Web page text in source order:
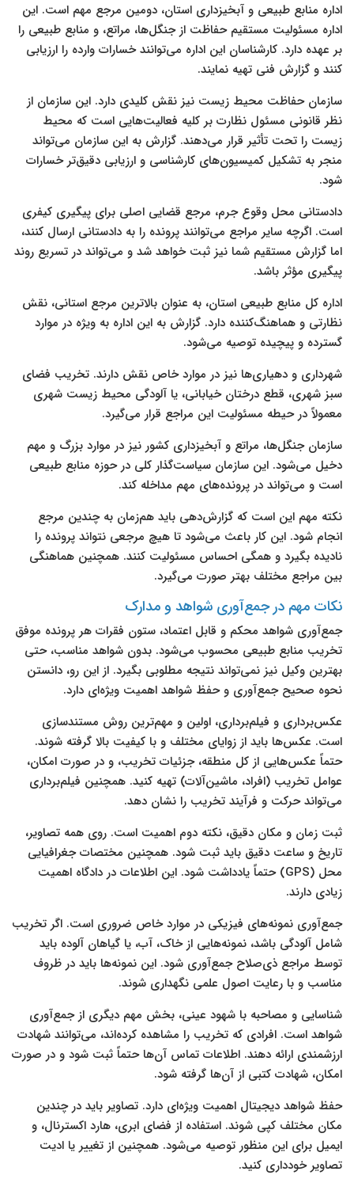
اداره منابع طبیعی و آبخیزداری استان، دومین مرجع مهم است. این
اداره مسئولیت مستقیم حفاظت از جنگل‌ها، مراتع، و منابع طبیعی را
بر عهده دارد. کارشناسان این اداره می‌توانند خسارات وارده را ارزیابی
کنند و گزارش فنی تهیه نمایند.
سازمان حفاظت محیط زیست نیز نقش کلیدی دارد. این سازمان از
نظر قانونی مسئول نظارت بر کلیه فعالیت‌هایی است که محیط
زیست را تحت تأثیر قرار می‌دهند. گزارش به این سازمان می‌تواند
منجر به تشکیل کمیسیون‌های کارشناسی و ارزیابی دقیق‌تر خسارات
شود.
دادستانی محل وقوع جرم، مرجع قضایی اصلی برای پیگیری کیفری
است. اگرچه سایر مراجع می‌توانند پرونده را به دادستانی ارسال کنند،
اما گزارش مستقیم شما نیز ثبت خواهد شد و می‌تواند در تسریع روند
پیگیری مؤثر باشد.
اداره کل منابع طبیعی استان، به عنوان بالاترین مرجع استانی، نقش
نظارتی و هماهنگ‌کننده دارد. گزارش به این اداره به ویژه در موارد
گسترده و پیچیده توصیه می‌شود.
شهرداری و دهیاری‌ها نیز در موارد خاص نقش دارند. تخریب فضای
سبز شهری، قطع درختان خیابانی، یا آلودگی محیط زیست شهری
معمولاً در حیطه مسئولیت این مراجع قرار می‌گیرد.
سازمان جنگل‌ها، مراتع و آبخیزداری کشور نیز در موارد بزرگ و مهم
دخیل می‌شود. این سازمان سیاست‌گذار کلی در حوزه منابع طبیعی
است و می‌تواند در پرونده‌های مهم مداخله کند.
نکته مهم این است که گزارش‌دهی باید هم‌زمان به چندین مرجع
انجام شود. این کار باعث می‌شود تا هیچ مرجعی نتواند پرونده را
نادیده بگیرد و همگی احساس مسئولیت کنند. همچنین هماهنگی
بین مراجع مختلف بهتر صورت می‌گیرد.
نکات مهم در جمع‌آوری شواهد و مدارک
جمع‌آوری شواهد محکم و قابل اعتماد، ستون فقرات هر پرونده موفق
تخریب منابع طبیعی محسوب می‌شود. بدون شواهد مناسب، حتی
بهترین وکیل نیز نمی‌تواند نتیجه مطلوبی بگیرد. از این رو، دانستن
نحوه صحیح جمع‌آوری و حفظ شواهد اهمیت ویژه‌ای دارد.
عکس‌برداری و فیلم‌برداری، اولین و مهم‌ترین روش مستندسازی
است. عکس‌ها باید از زوایای مختلف و با کیفیت بالا گرفته شوند.
حتماً عکس‌هایی از کل منطقه، جزئیات تخریب، و در صورت امکان،
عوامل تخریب (افراد، ماشین‌آلات) تهیه کنید. همچنین فیلم‌برداری
می‌تواند حرکت و فرآیند تخریب را نشان دهد.
ثبت زمان و مکان دقیق، نکته دوم اهمیت است. روی همه تصاویر،
تاریخ و ساعت دقیق باید ثبت شود. همچنین مختصات جغرافیایی
محل (GPS) حتماً یادداشت شود. این اطلاعات در دادگاه اهمیت
زیادی دارند.
جمع‌آوری نمونه‌های فیزیکی در موارد خاص ضروری است. اگر تخریب
شامل آلودگی باشد، نمونه‌هایی از خاک، آب، یا گیاهان آلوده باید
توسط مراجع ذی‌صلاح جمع‌آوری شود. این نمونه‌ها باید در ظروف
مناسب و با رعایت اصول علمی نگهداری شوند.
شناسایی و مصاحبه با شهود عینی، بخش مهم دیگری از جمع‌آوری
شواهد است. افرادی که تخریب را مشاهده کرده‌اند، می‌توانند شهادت
ارزشمندی ارائه دهند. اطلاعات تماس آن‌ها حتماً ثبت شود و در صورت
امکان، شهادت کتبی از آن‌ها گرفته شود.
حفظ شواهد دیجیتال اهمیت ویژه‌ای دارد. تصاویر باید در چندین
مکان مختلف کپی شوند. استفاده از فضای ابری، هارد اکسترنال، و
ایمیل برای این منظور توصیه می‌شود. همچنین از تغییر یا ادیت
تصاویر خودداری کنید.